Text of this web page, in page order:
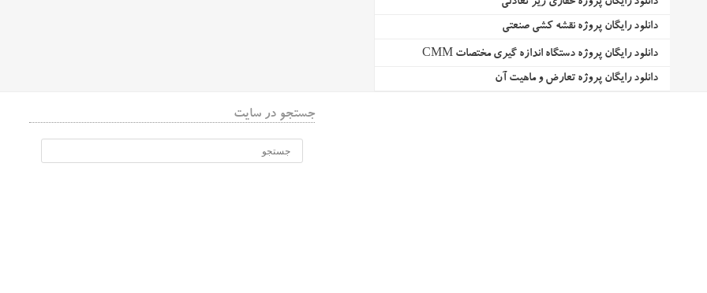
دانلود رایگان پروژه نقشه کشی صنعتی
دانلود رایگان پروژه دستگاه اندازه گیری مختصات CMM
دانلود رایگان پروژه تعارض و ماهیت آن
جستجو در سایت